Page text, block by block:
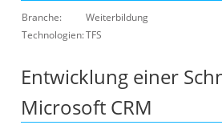
Branche:
Weiterbildung
Technologien:TFS
Entwicklung einer
Microsoft CRM